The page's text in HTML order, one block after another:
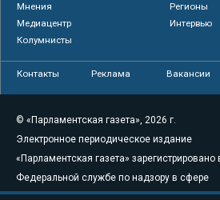
Мнения
Регионы
Медиацентр
Интервью
Колумнисты
Контакты Реклама Вакансии
© «Парламентская газета», 2026 г.
Электронное периодическое издание
«Парламентская газета» зарегистрировано
Федеральной службе по надзору в сфере
связи, информационных технологий и